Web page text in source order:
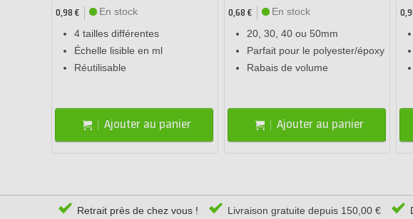
0,98 €
En stock
4 tailles différentes
Échelle lisible en ml
Réutilisable
Ajouter au panier
0,68 €
En stock
20, 30, 40 ou 50mm
Parfait pour le polyester/époxy
Rabais de volume
Ajouter au panier
Retrait près de chez vous ! Livraison gratuite depuis 150,00 €